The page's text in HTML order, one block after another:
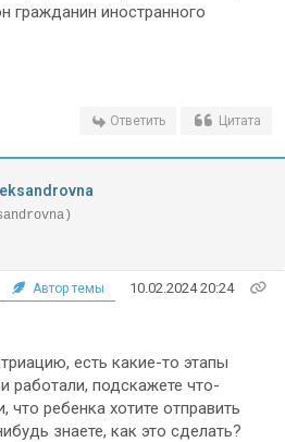
гражданин иностранного
Ответить Цитата
Автор темы 10.02.2024 20:24
есть какие-то этапы
подскажете что-
ребенка хотите отправить
знаете, как это сделать?